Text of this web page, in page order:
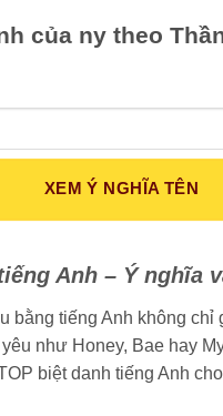
của ny theo
XEM Ý NGHĨA TÊN
Anh – Ý nghĩa
bằng tiếng Anh không
như Honey, Bae hay
biệt danh tiếng Anh